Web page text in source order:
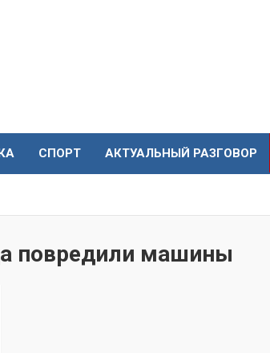
СПОРТ АКТУАЛЬНЫЙ РАЗГОВОР
повредили машины